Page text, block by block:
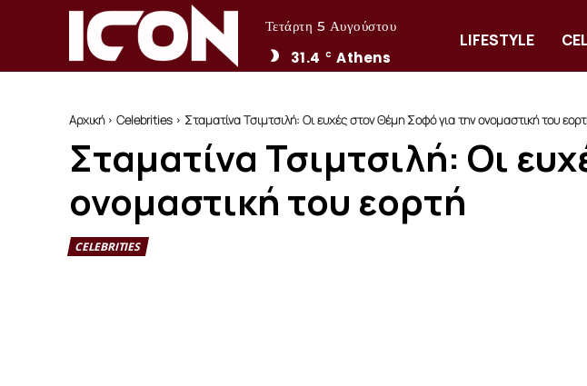
Τετάρτη 5 Αυγούστου
31.4 C Athens
LIFESTYLE
Αρχική Celebrities Σταματίνα Τσιμτσιλή: Οι ευχές στον Θέμη Σοφό για την ονομαστική του
Σταματίνα Τσιμτσιλή: Οι
ονομαστική του εορτή
CELEBRITIES